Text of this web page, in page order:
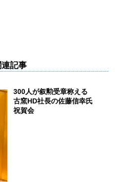
連記事
300人が叙勲受章称える
古窯HD社長の佐藤信幸氏
祝賀会